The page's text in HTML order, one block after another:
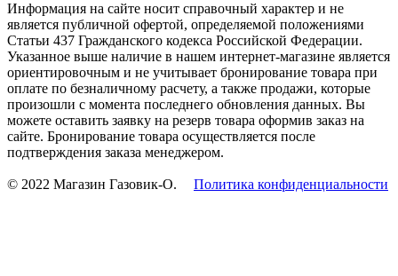
Информация на сайте носит справочный характер и не
является публичной офертой, определяемой положениями
Статьи 437 Гражданского кодекса Российской Федерации.
Указанное выше наличие в нашем интернет-магазине является
ориентировочным и не учитывает бронирование товара при
оплате по безналичному расчету, а также продажи, которые
произошли с момента последнего обновления данных. Вы
можете оставить заявку на резерв товара оформив заказ на
сайте. Бронирование товара осуществляется после
подтверждения заказа менеджером.
© 2022 Магазин Газовик-О. Политика конфиденциальности